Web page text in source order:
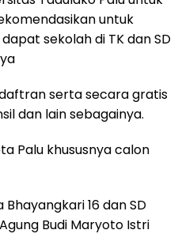
untuk
sekolah di TK dan SD
serta secara gratis
dan lain sebagainya.
Palu khususnya calon
16 dan SD
Budi Maryoto Istri